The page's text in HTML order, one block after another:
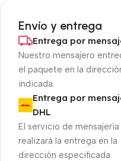
Envío y entrega
Entrega por
Nuestro mensajero
el paquete en la
indicada.
Entrega por
DHL
El servicio de mensajería
realizará la entrega en la
dirección especificada.